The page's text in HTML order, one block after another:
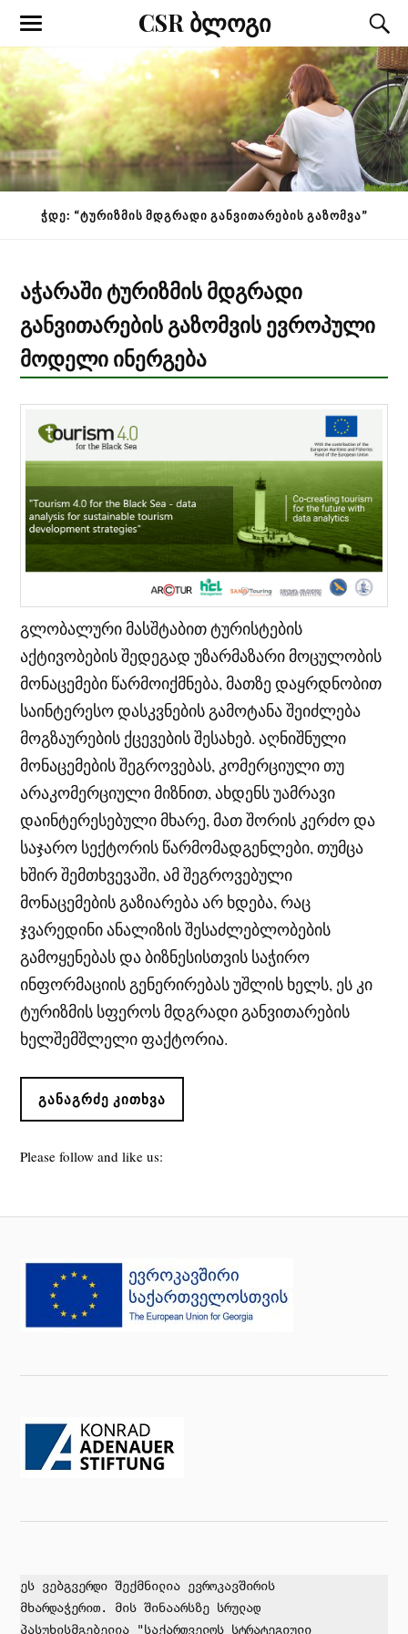
CSR ბლოგი
ᲭᲓᲔ: “ᲢᲣᲠᲘᲖᲛᲘᲡ ᲛᲓᲒᲠᲐᲓᲘ ᲒᲐᲜᲕᲘᲗᲐᲠᲔᲑᲘᲡ ᲒᲐᲖᲝᲛᲕᲐ”
აჭარაში ტურიზმის მდგრადი
განვითარების გაზომვის ევროპული
მოდელი ინერგება
გლობალური მასშტაბით ტურისტების
აქტივობების შედეგად უზარმაზარი მოცულობის
მონაცემები წარმოიქმნება, მათზე დაყრდნობით
საინტერესო დასკვნების გამოტანა შეიძლება
მოგზაურების ქცევების შესახებ. აღნიშნული
მონაცემების შეგროვებას, კომერციული თუ
არაკომერციული მიზნით, ახდენს უამრავი
დაინტერესებული მხარე, მათ შორის კერძო და
საჯარო სექტორის წარმომადგენლები, თუმცა
ხშირ შემთხვევაში, ამ შეგროვებული
მონაცემების გაზიარება არ ხდება, რაც
ჯვარედინი ანალიზის შესაძლებლობების
გამოყენებას და ბიზნესისთვის საჭირო
ინფორმაციის გენერირებას უშლის ხელს, ეს კი
ტურიზმის სფეროს მდგრადი განვითარების
ხელშემშლელი ფაქტორია.
ᲒᲐᲜᲐᲒᲠᲫᲔ ᲙᲘᲗᲮᲕᲐ
Please follow and like us:
ეს ვებგვერდი შექმნილია ევროკავშირის
მხარდაჭერით. მის შინაარსზე სრულად
პასუხისმგებელია "საქართველოს სტრატეგიული
0